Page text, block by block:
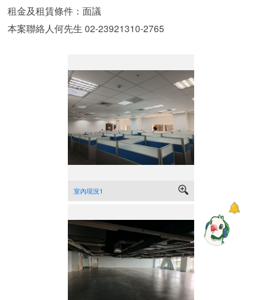
租金及租賃條件：面議
本案聯絡人何先生 02-23921310-2765
室內現況1